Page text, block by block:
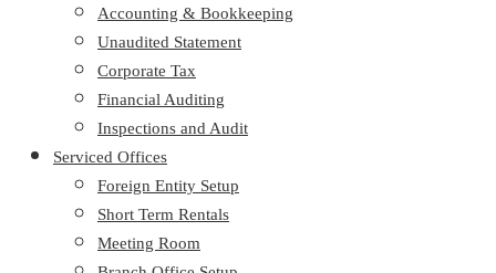
Accounting & Bookkeeping
Unaudited Statement
Corporate Tax
Financial Auditing
Inspections and Audit
Serviced Offices
Foreign Entity Setup
Short Term Rentals
Meeting Room